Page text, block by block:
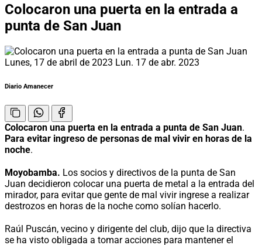
Colocaron una puerta en la entrada a
punta de San Juan
Lunes, 17 de abril de 2023 Lun. 17 de abr. 2023
Diario Amanecer
Colocaron una puerta en la entrada a punta de San Juan.
Para evitar ingreso de personas de mal vivir en horas de la
noche.
Moyobamba. Los socios y directivos de la punta de San
Juan decidieron colocar una puerta de metal a la entrada del
mirador, para evitar que gente de mal vivir ingrese a realizar
destrozos en horas de la noche como solían hacerlo.
Raúl Puscán, vecino y dirigente del club, dijo que la directiva
se ha visto obligada a tomar acciones para mantener el